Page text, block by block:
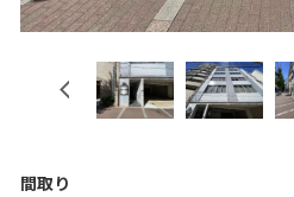
Previous
間取り